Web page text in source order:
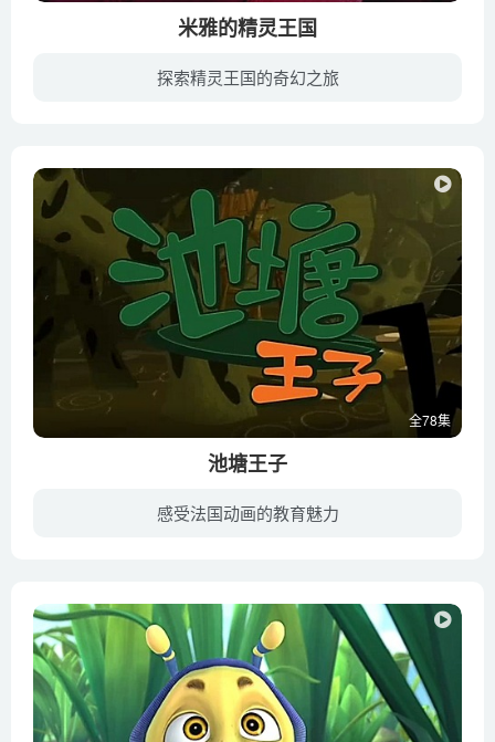
米雅的精灵王国
探索精灵王国的奇幻之旅
全78集
池塘王子
感受法国动画的教育魅力